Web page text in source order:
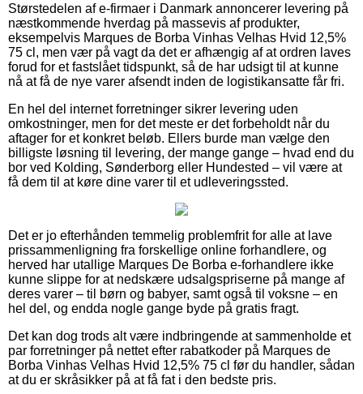
Størstedelen af e-firmaer i Danmark annoncerer levering på
næstkommende hverdag på massevis af produkter,
eksempelvis Marques de Borba Vinhas Velhas Hvid 12,5%
75 cl, men vær på vagt da det er afhængig af at ordren laves
forud for et fastslået tidspunkt, så de har udsigt til at kunne
nå at få de nye varer afsendt inden de logistikansatte får fri.
En hel del internet forretninger sikrer levering uden
omkostninger, men for det meste er det forbeholdt når du
aftager for et konkret beløb. Ellers burde man vælge den
billigste løsning til levering, der mange gange – hvad end du
bor ved Kolding, Sønderborg eller Hundested – vil være at
få dem til at køre dine varer til et udleveringssted.
Det er jo efterhånden temmelig problemfrit for alle at lave
prissammenligning fra forskellige online forhandlere, og
herved har utallige Marques De Borba e-forhandlere ikke
kunne slippe for at nedskære udsalgspriserne på mange af
deres varer – til børn og babyer, samt også til voksne – en
hel del, og endda nogle gange byde på gratis fragt.
Det kan dog trods alt være indbringende at sammenholde et
par forretninger på nettet efter rabatkoder på Marques de
Borba Vinhas Velhas Hvid 12,5% 75 cl før du handler, sådan
at du er skråsikker på at få fat i den bedste pris.